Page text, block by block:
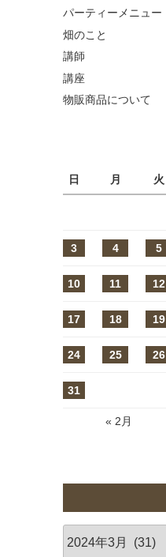
パーティーメニュー
畑のこと
講師
講座
物販商品について
日 月 火
3 4 5
10 11 12
17 18 19
24 25 26
31
« 2月
ー